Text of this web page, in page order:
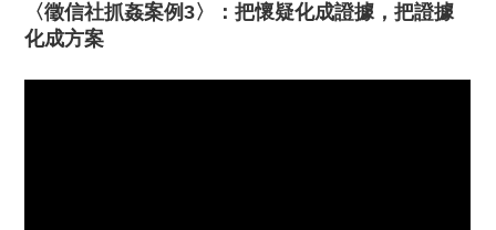
〈徵信社抓姦案例3〉：把懷疑化成證據，把證據
化成方案